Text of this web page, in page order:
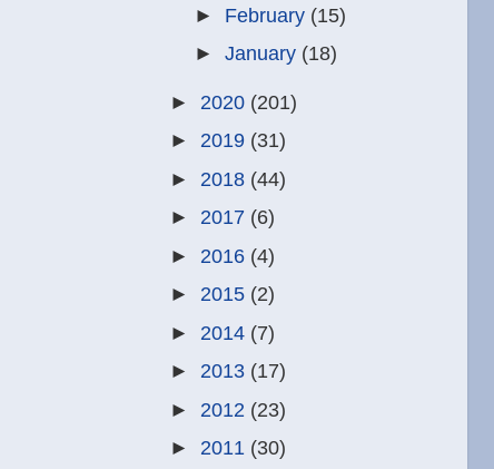
► February (15)
► January (18)
► 2020 (201)
► 2019 (31)
► 2018 (44)
► 2017 (6)
► 2016 (4)
► 2015 (2)
► 2014 (7)
► 2013 (17)
► 2012 (23)
► 2011 (30)